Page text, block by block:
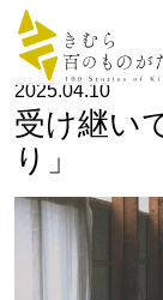
コンテンツへスキ
メインナビ
2025.04.10
受け継い
り」